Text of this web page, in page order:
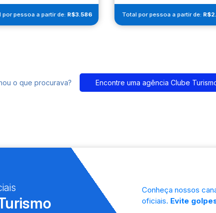
por pessoa a partir de: R$3.586 Total por pessoa a partir de:
o que procurava? Encontre uma agência Clube
Conheça nossos
oficiais. Evite